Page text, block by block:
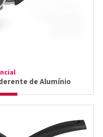
de Alumínio